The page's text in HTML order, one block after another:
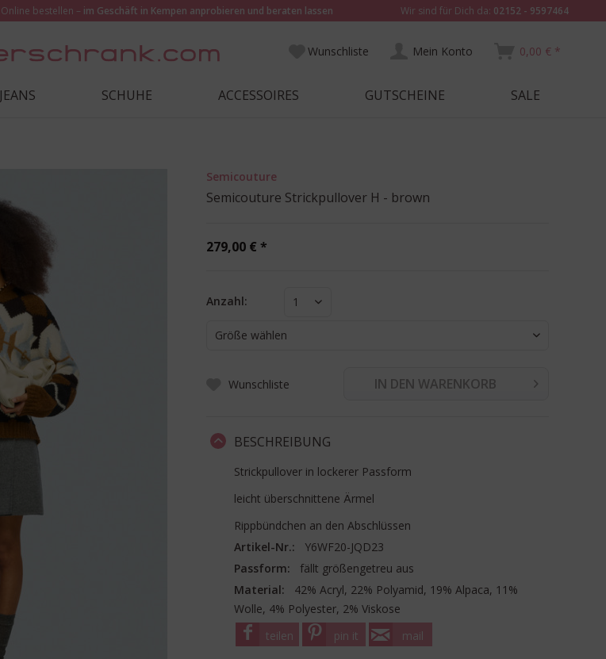
Online bestellen – im Geschäft in Kempen anprobieren und beraten lassen Wir sind für Dich da: 02152 - 9597464
Wunschliste Mein Konto 0,00 € *
JEANS SCHUHE ACCESSOIRES GUTSCHEINE SALE
Semicouture
Semicouture Strickpullover H - brown
279,00 € *
Anzahl: 1
Größe wählen
Wunschliste IN DEN WARENKORB
BESCHREIBUNG
Strickpullover in lockerer Passform
leicht überschnittene Ärmel
Rippbündchen an den Abschlüssen
Artikel-Nr.:
Y6WF20-JQD23
Passform:
fällt größengetreu aus
Material:
42% Acryl, 22% Polyamid, 19% Alpaca, 11%
Wolle, 4% Polyester, 2% Viskose
teilen
pin it mail